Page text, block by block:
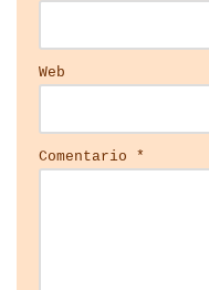
Web
Comentario *